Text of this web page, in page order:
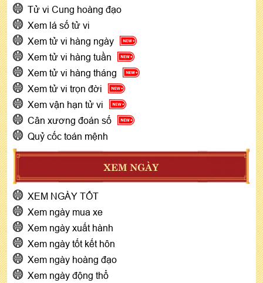
Tử vi Cung hoàng đạo
Xem lá số tử vi
Xem tử vi hàng ngày
Xem tử vi hàng tuần
Xem tử vi hàng tháng
Xem tử vi trọn đời
Xem vận hạn tử vi
Cân xương đoán số
Quỷ cốc toán mệnh
XEM NGÀY
XEM NGÀY TỐT
Xem ngày mua xe
Xem ngày xuất hành
Xem ngày tốt kết hôn
Xem ngày hoàng đạo
Xem ngày động thổ